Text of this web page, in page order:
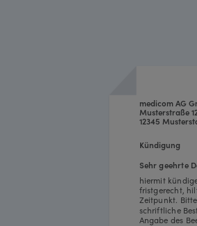
medicom AG
Musterstraße
12345
hiermit
fristgerecht,
Zeitpunkt.
schriftliche
Angabe des
Sehr geehrte
Kündigung